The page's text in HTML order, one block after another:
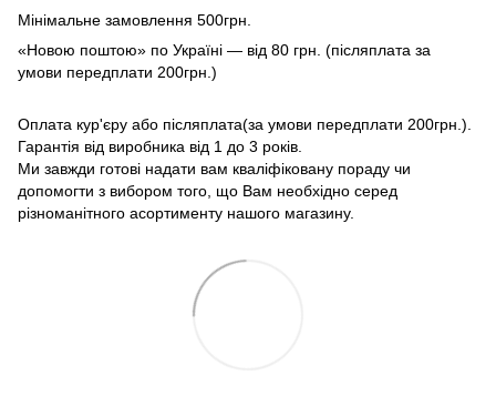
Мінімальне замовлення 500грн.
«Новою поштою» по Україні — від 80 грн. (післяплата за
умови передплати 200грн.)
Оплата кур'єру або післяплата(за умови передплати 200грн.).
Гарантія від виробника від 1 до 3 років.
Ми завжди готові надати вам кваліфіковану пораду чи
допомогти з вибором того, що Вам необхідно серед
різноманітного асортименту нашого магазину.